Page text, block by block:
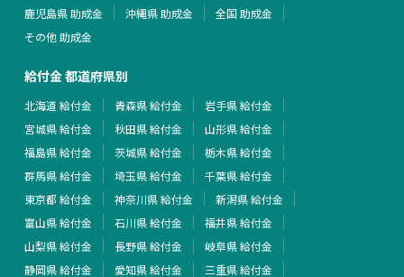
鹿児島県 助成金
沖縄県 助成金
全国 助成金
その他 助成金
給付金 都道府県別
北海道 給付金 青森県 給付金
岩手県 給付金
宮城県 給付金
秋田県 給付金
山形県 給付金
福島県 給付金
茨城県 給付金
栃木県 給付金
群馬県 給付金
埼玉県 給付金
千葉県 給付金
東京都 給付金
神奈川県 給付金
新潟県 給付金
富山県 給付金
石川県 給付金
福井県 給付金
山梨県 給付金
長野県 給付金
岐阜県 給付金
静岡県 給付金
愛知県 給付金
三重県 給付金